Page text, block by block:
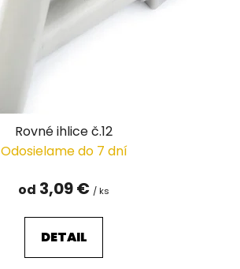
Rovné ihlice č.12
Odosielame do 7 dní
od 3,09 € / ks
DETAIL